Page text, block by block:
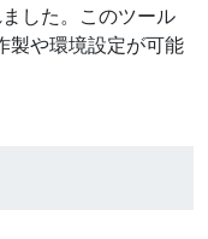
した。このツール
製や環境設定が可能